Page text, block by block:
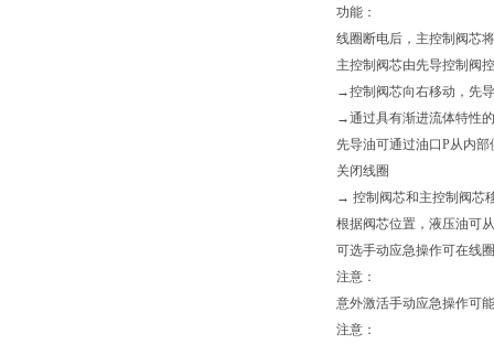
功能：
线圈断电后，主控制阀芯
主控制阀芯由先导控制阀
→控制阀芯向右移动，先
→通过具有渐进流体特性
先导油可通过油口P从内
关闭线圈
→ 控制阀芯和主控制阀芯
根据阀芯位置，液压油可
可选手动应急操作可在线
注意：
意外激活手动应急操作可
注意：